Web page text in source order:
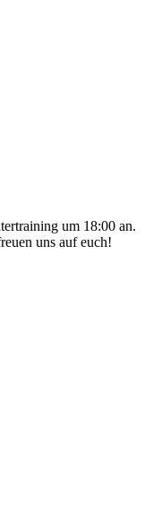
um 18:00 an.
uns auf euch!